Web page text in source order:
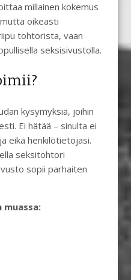
millainen kokemus
oikeasti
tohtorista, vaan
seksisivustolla.
kysymyksiä, joihin
Ei hätää – sinulta ei
eikä henkilötietojasi.
seksitohtori
sopii parhaiten